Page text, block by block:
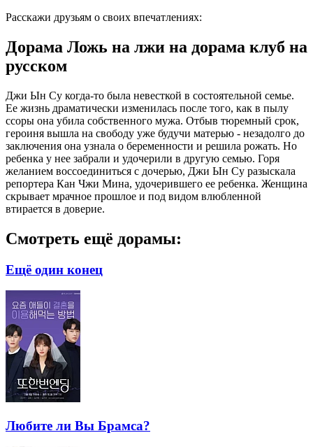
Расскажи друзьям о своих впечатлениях:
Дорама Ложь на лжи на дорама клуб на
русском
Джи Ын Су когда-то была невесткой в состоятельной семье.
Ее жизнь драматически изменилась после того, как в пылу
ссоры она убила собственного мужа. Отбыв тюремный срок,
героиня вышла на свободу уже будучи матерью - незадолго до
заключения она узнала о беременности и решила рожать. Но
ребенка у нее забрали и удочерили в другую семью. Горя
желанием воссоединиться с дочерью, Джи Ын Су разыскала
репортера Кан Чжи Мина, удочерившего ее ребенка. Женщина
скрывает мрачное прошлое и под видом влюбленной
втирается в доверие.
Смотреть ещё дорамы:
Ещё один конец
Любите ли Вы Брамса?